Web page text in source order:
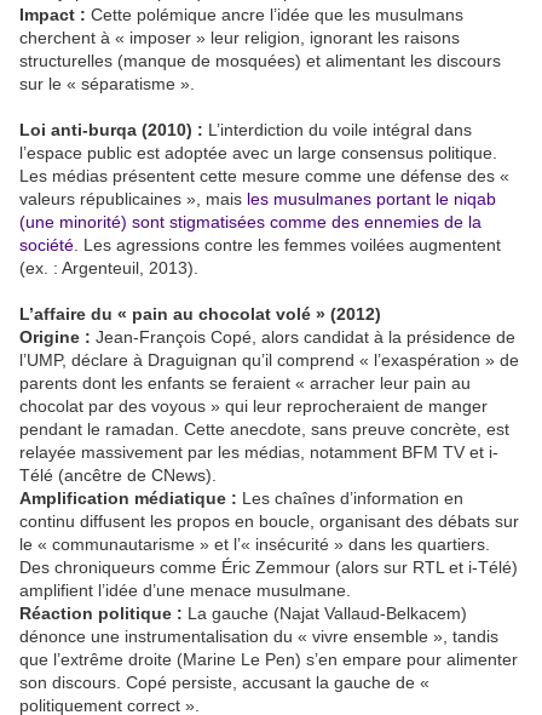
Impact : Cette polémique ancre l’idée que les musulmans
cherchent à « imposer » leur religion, ignorant les raisons
structurelles (manque de mosquées) et alimentant les discours
sur le « séparatisme ».
Loi anti-burqa (2010) : L’interdiction du voile intégral dans
l’espace public est adoptée avec un large consensus politique.
Les médias présentent cette mesure comme une défense des «
valeurs républicaines », mais les musulmanes portant le niqab
(une minorité) sont stigmatisées comme des ennemies de la
société . Les agressions contre les femmes voilées augmentent
(ex. : Argenteuil, 2013).
L’affaire du « pain au chocolat volé » (2012)
Origine : Jean-François Copé, alors candidat à la présidence de
l’UMP, déclare à Draguignan qu’il comprend « l’exaspération » de
parents dont les enfants se feraient « arracher leur pain au
chocolat par des voyous » qui leur reprocheraient de manger
pendant le ramadan. Cette anecdote, sans preuve concrète, est
relayée massivement par les médias, notamment BFM TV et i-
Télé (ancêtre de CNews).
Amplification médiatique : Les chaînes d’information en
continu diffusent les propos en boucle, organisant des débats sur
le « communautarisme » et l’« insécurité » dans les quartiers.
Des chroniqueurs comme Éric Zemmour (alors sur RTL et i-Télé)
amplifient l’idée d’une menace musulmane.
Réaction politique : La gauche (Najat Vallaud-Belkacem)
dénonce une instrumentalisation du « vivre ensemble », tandis
que l’extrême droite (Marine Le Pen) s’en empare pour alimenter
son discours. Copé persiste, accusant la gauche de «
politiquement correct ».